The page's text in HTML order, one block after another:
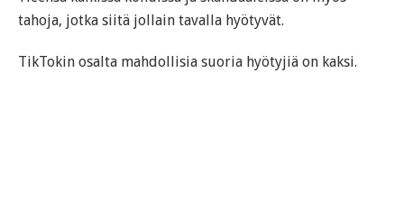
tahoja, jotka siitä jollain tavalla hyötyvät.
TikTokin osalta mahdollisia suoria hyötyjiä on kaksi.